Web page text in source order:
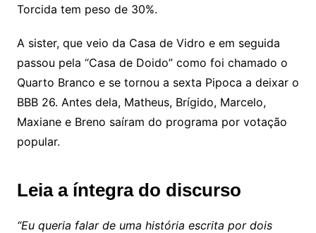
Torcida tem peso de 30%.
A sister, que veio da Casa de Vidro e em seguida
passou pela “Casa de Doido” como foi chamado o
Quarto Branco e se tornou a sexta Pipoca a deixar o
BBB 26. Antes dela, Matheus, Brígido, Marcelo,
Maxiane e Breno saíram do programa por votação
popular.
Leia a íntegra do discurso
“Eu queria falar de uma história escrita por dois